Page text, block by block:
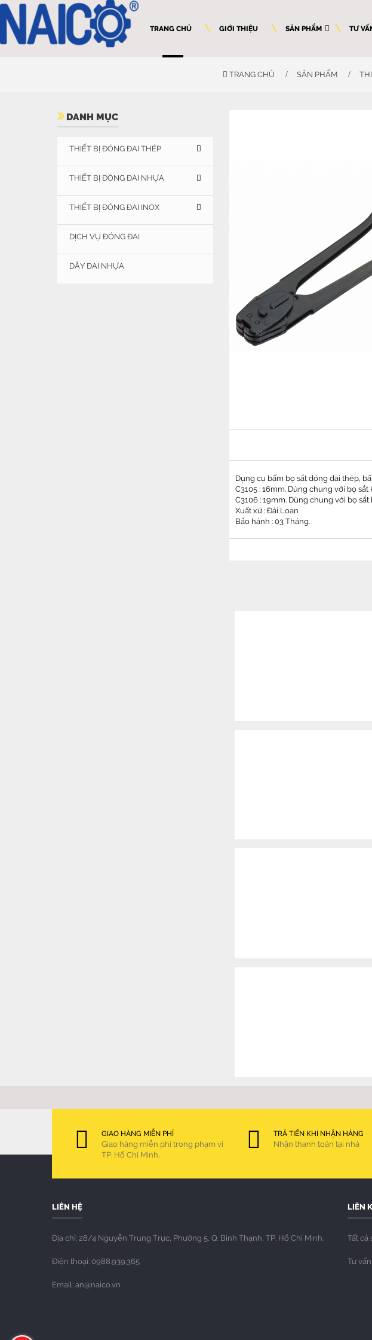
TRANG CHỦ GIỚI THIỆU SẢN PHẨM TƯ
TRANG CHỦ SẢN PHẨM
DANH MỤC
THIẾT BỊ ĐÓNG ĐAI THÉP
THIẾT BỊ ĐÓNG ĐAI NHỰA
THIẾT BỊ ĐÓNG ĐAI INOX
DỊCH VỤ ĐÓNG ĐAI
DÂY ĐAI NHỰA
Dụng cụ bấm bọ sắt đóng đai thép,
C3105 : 16mm. Dùng chung với bọ sắt
C3106 : 19mm. Dùng chung với bọ sắt
Xuất xứ : Đài Loan
Bảo hành : 03 Tháng.
GIAO HÀNG MIỄN PHÍ
Giao hàng miễn phí trong phạm vi
TP. Hồ Chí Minh.
TRẢ TIỀN KHI NHẬN HÀNG
Nhận thanh toán tại nhà
LIÊN HỆ
Địa chỉ: 28/4 Nguyễn Trung Trực, Phường 5, Q. Bình Thạnh, TP. Hồ Chí Minh.
Điện thoại: 0988.939.365
Email: an@naico.vn
LIÊN
Tất cả
Tư